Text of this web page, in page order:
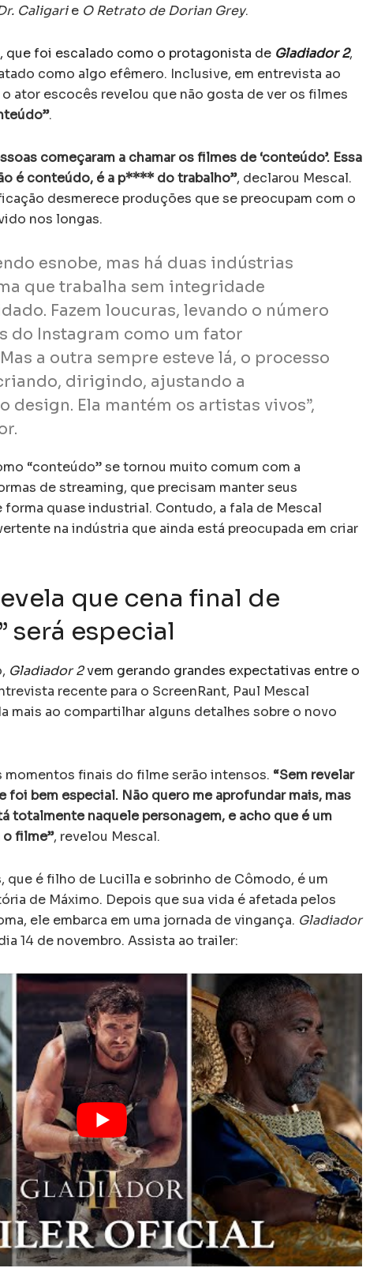
Caligarie O Retrato de Dorian Grey.
, que foi escalado como o protagonista de Gladiador 2,
como algo efêmero. Inclusive, em entrevista ao
o ator escocês revelou que não gosta de ver os filmes
.
começaram a chamar os filmes de ‘conteúdo’. Essa
é conteúdo, é a p**** do trabalho”, declarou Mescal.
desmerece produções que se preocupam com o
nos longas.
esnobe, mas há duas indústrias
que trabalha sem integridade
Fazem loucuras, levando o número
do Instagram como um fator
a outra sempre esteve lá, o processo
dirigindo, ajustando a
design. Ela mantém os artistas vivos”,
“conteúdo” se tornou muito comum com a
de streaming, que precisam manter seus
quase industrial. Contudo, a fala de Mescal
na indústria que ainda está preocupada em criar
que cena final de
será especial
Gladiador 2vem gerando grandes expectativas entre o
recente para o ScreenRant, Paul Mescal
mais ao compartilhar alguns detalhes sobre o novo
momentos finais do filme serão intensos. “Sem revelar
foi bem especial. Não quero me aprofundar mais, mas
totalmente naquele personagem, e acho que é um
filme”, revelou Mescal.
que é filho de Lucilla e sobrinho de Cômodo, é um
de Máximo. Depois que sua vida é afetada pelos
ele embarca em uma jornada de vingança. Gladiador
14 de novembro. Assista ao trailer: